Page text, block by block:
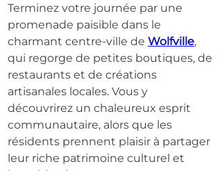
Terminez votre journée par une
promenade paisible dans le
charmant centre-ville de Wolfville,
qui regorge de petites boutiques, de
restaurants et de créations
artisanales locales. Vous y
découvrirez un chaleureux esprit
communautaire, alors que les
résidents prennent plaisir à partager
leur riche patrimoine culturel et